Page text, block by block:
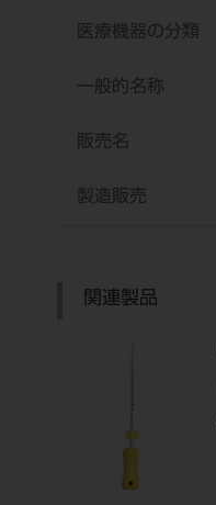
医療機器の分類
一般的名称
販売名
製造販売
関連製品